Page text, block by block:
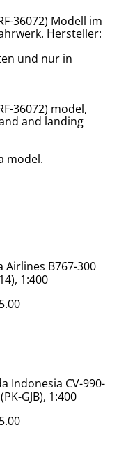
36072) Modell im
Hersteller:
und nur in
36072) model,
and landing
model.
Airlines B767-300
1:400
Indonesia CV-990-
GJB), 1:400